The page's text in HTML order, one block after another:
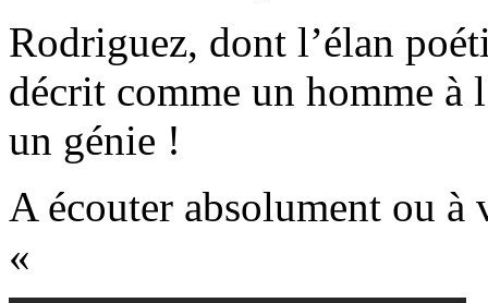
Rodriguez, dont l’élan
décrit comme un homme à
un génie !
A écouter absolument ou
«